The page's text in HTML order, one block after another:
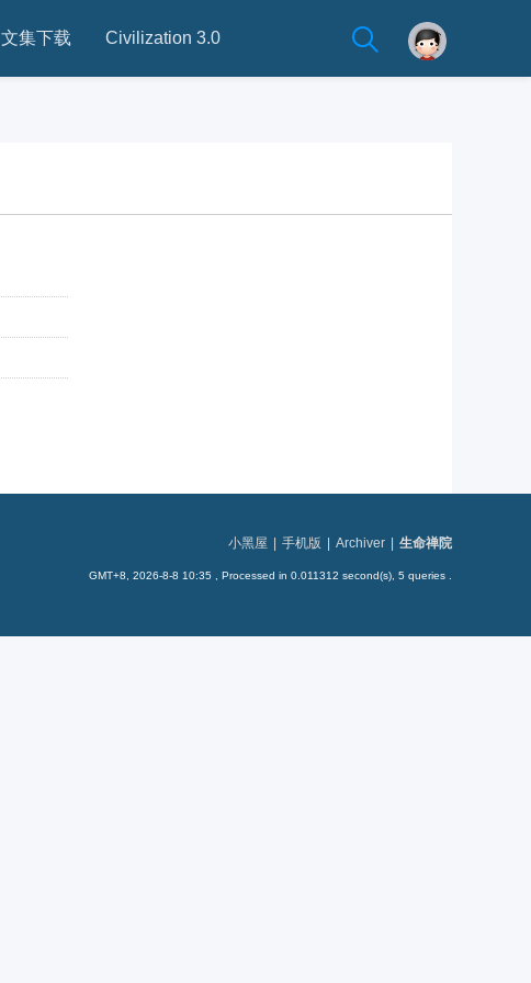
文集下载 Civilization 3.0
小黑屋 手机版 Archiver 生命禅院
GMT+8, 2026-8-8 10:35 , Processed in 0.011312 second(s), 5 queries .